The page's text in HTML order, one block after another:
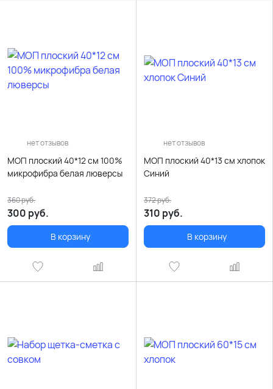
нет отзывов
МОП плоский 40*12 см 100%
микрофибра белая люверсы
300 руб.
360руб.
В корзину
нет отзывов
МОП плоский 40*13 см хлопок
Синий
310 руб.
372руб.
В корзину